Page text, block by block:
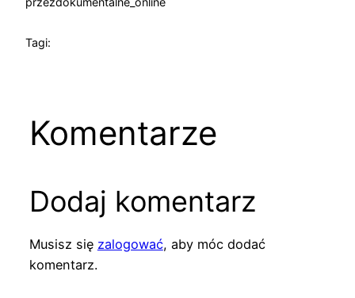
Tagi:
Komentarze
Dodaj komentarz
Musisz się zalogować, aby móc dodać
komentarz.